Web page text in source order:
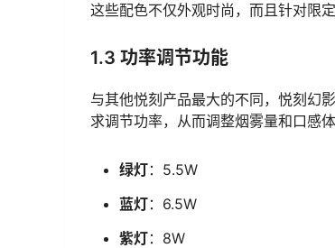
这些配色不仅外观时尚，而且针对限
1.3 功率调节功能
与其他悦刻产品最大的不同，悦刻幻
求调节功率，从而调整烟雾量和口感
绿灯：5.5W
蓝灯：6.5W
紫灯：8W